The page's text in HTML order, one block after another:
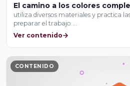
El camino a los colores
utiliza diversos materiales y practica
preparar el trabajo …
Ver contenido
CONTENIDO